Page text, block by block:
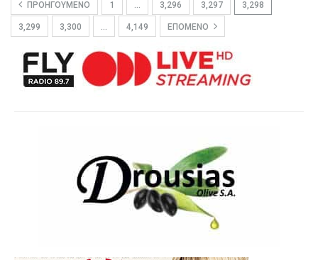
ΠΡΟΗΓΟΎΜΕΝΟ 1 … 3,296 3,297 3,298
3,299 3,300 … 4,149 ΕΠΌΜΕΝΟ